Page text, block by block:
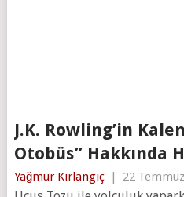
J.K. Rowling’in
Otobüs” Hakkında
Yağmur Kırlangıç 22